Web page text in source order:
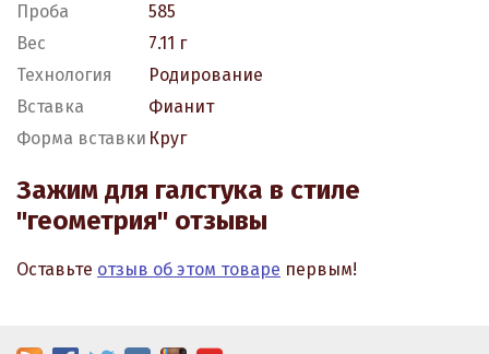
Проба
585
Вес
7.11 г
Технология
Родирование
Вставка
Фианит
Форма вставки Круг
Зажим для галстука в стиле
"геометрия" отзывы
Оставьте отзыв об этом товаре первым!